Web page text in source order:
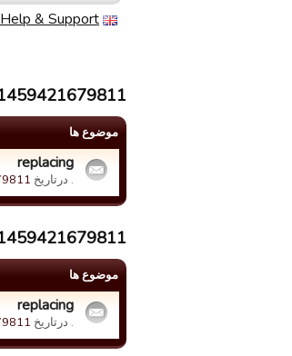
Help & Support
موضوع ها
replacing
. درتاریخ
موضوع ها
replacing
. درتاریخ